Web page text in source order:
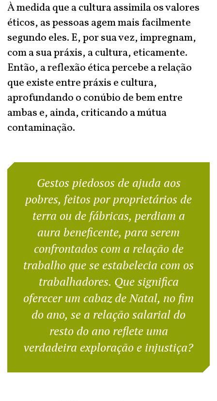
À medida que a cultura assimila os valores
éticos, as pessoas agem mais facilmente
segundo eles. E, por sua vez, impregnam,
com a sua práxis, a cultura, eticamente.
Então, a reflexão ética percebe a relação
que existe entre práxis e cultura,
aprofundando o conúbio de bem entre
ambas e, ainda, criticando a mútua
contaminação.
Gestos piedosos de ajuda aos
pobres, feitos por proprietários de
terra ou de fábricas, perdiam a
aura beneficente, para serem
confrontados com a relação de
trabalho que se estabelecia com os
trabalhadores. Que significa
oferecer um cabaz de Natal, no fim
do ano, se a relação salarial do
resto do ano reflete uma
verdadeira exploração e injustiça?